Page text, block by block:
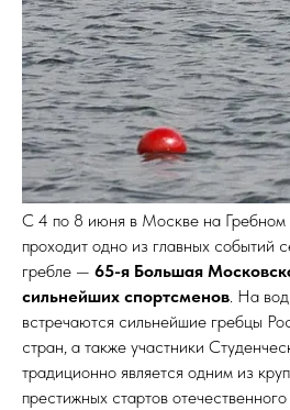
С 4 по 8 июня в Москве на Гребном
проходит одно из главных событий
гребле — 65-я Большая
сильнейших спортсменов. На
встречаются сильнейшие гребцы
стран, а также участники
традиционно является одним из
престижных стартов